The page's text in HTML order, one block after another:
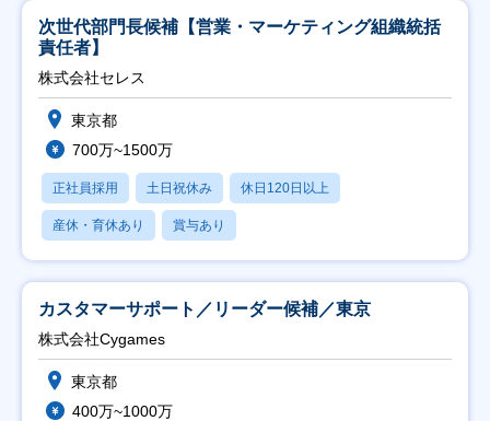
次世代部門長候補【営業・マーケティング組織統括
責任者】
株式会社セレス
東京都
700万~1500万
正社員採用 土日祝休み 休日120日以上
産休・育休あり 賞与あり
カスタマーサポート／リーダー候補／東京
株式会社Cygames
東京都
400万~1000万